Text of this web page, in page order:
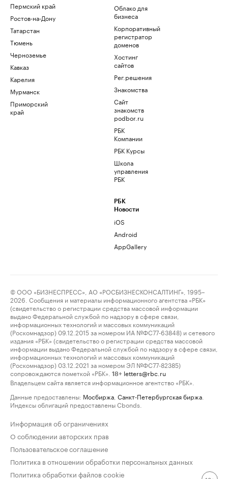
Пермский край
Ростов-на-Дону
Татарстан
Тюмень
Черноземье
Кавказ
Карелия
Мурманск
Приморский
край
Облако для
бизнеса
Корпоративный
регистратор
доменов
Хостинг
сайтов
Рег.решения
Знакомства
Сайт
знакомств
podbor.ru
РБК
Компании
РБК Курсы
Школа
управления
РБК
РБК
Новости
iOS
Android
AppGallery
© ООО «БИЗНЕСПРЕСС», АО «РОСБИЗНЕСКОНСАЛТИНГ», 1995–
2026. Сообщения и материалы информационного агентства «РБК»
(свидетельство о регистрации средства массовой информации
выдано Федеральной службой по надзору в сфере связи,
информационных технологий и массовых коммуникаций
(Роскомнадзор) 09.12.2015 за номером ИА №ФС77-63848) и сетевого
издания «РБК» (свидетельство о регистрации средства массовой
информации выдано Федеральной службой по надзору в сфере связи,
информационных технологий и массовых коммуникаций
(Роскомнадзор) 03.12.2021 за номером ЭЛ №ФС77-82385)
сопровождаются пометкой «РБК».
18+ letters@rbc.ru
Владельцем сайта является информационное агентство «РБК».
Данные предоставлены: Мосбиржа Санкт-Петербургская биржа
Индексы облигаций предоставлены Cbonds.
Информация об ограничениях
О соблюдении авторских прав
Пользовательское соглашение
Политика в отношении обработки персональных данных
Политика обработки файлов cookie